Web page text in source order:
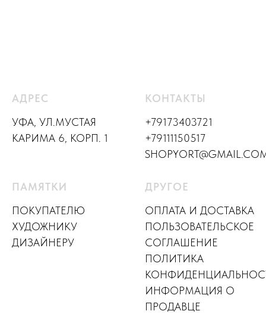
АДРЕС
УФА, УЛ.МУСТАЯ
КАРИМА 6, КОРП. 1
КОНТАКТЫ
+79173403721
+79111150517
ПАМЯТКИ
ПОКУПАТЕЛЮ
ХУДОЖНИКУ
ДИЗАЙНЕРУ
ДРУГОЕ
ОПЛАТА И ДОСТАВКА
ПОЛЬЗОВАТЕЛЬСКОЕ
СОГЛАШЕНИЕ
ПОЛИТИКА
ИНФОРМАЦИЯ О
ПРОДАВЦЕ